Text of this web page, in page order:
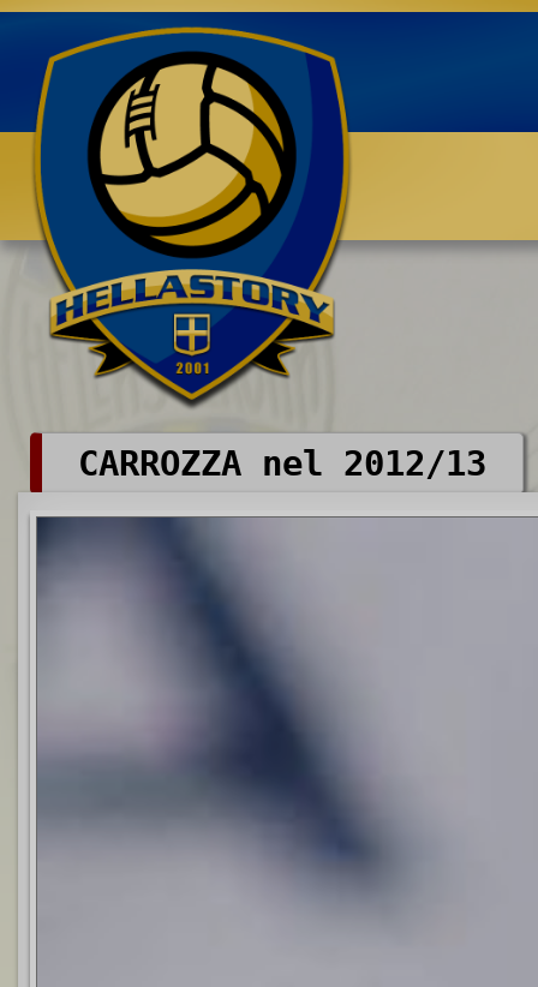
Benvenuti su HELLASTORY.net
CARROZZA nel 2012/13